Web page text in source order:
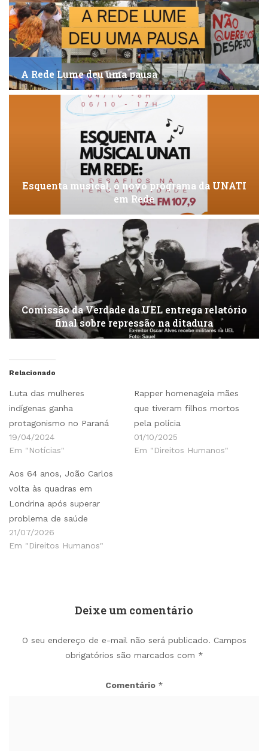
A Rede Lume deu uma pausa
Esquenta musical, o novo programa da UNATI
em Rede
Comissão da Verdade da UEL entrega relatório
final sobre repressão na ditadura
Relacionado
Luta das mulheres
indígenas ganha
protagonismo no Paraná
19/04/2024
Em "Notícias"
Rapper homenageia mães
que tiveram filhos mortos
pela polícia
01/10/2025
Em "Direitos Humanos"
Aos 64 anos, João Carlos
volta às quadras em
Londrina após superar
problema de saúde
21/07/2026
Em "Direitos Humanos"
Deixe um comentário
O seu endereço de e-mail não será publicado. Campos
obrigatórios são marcados com *
Comentário *